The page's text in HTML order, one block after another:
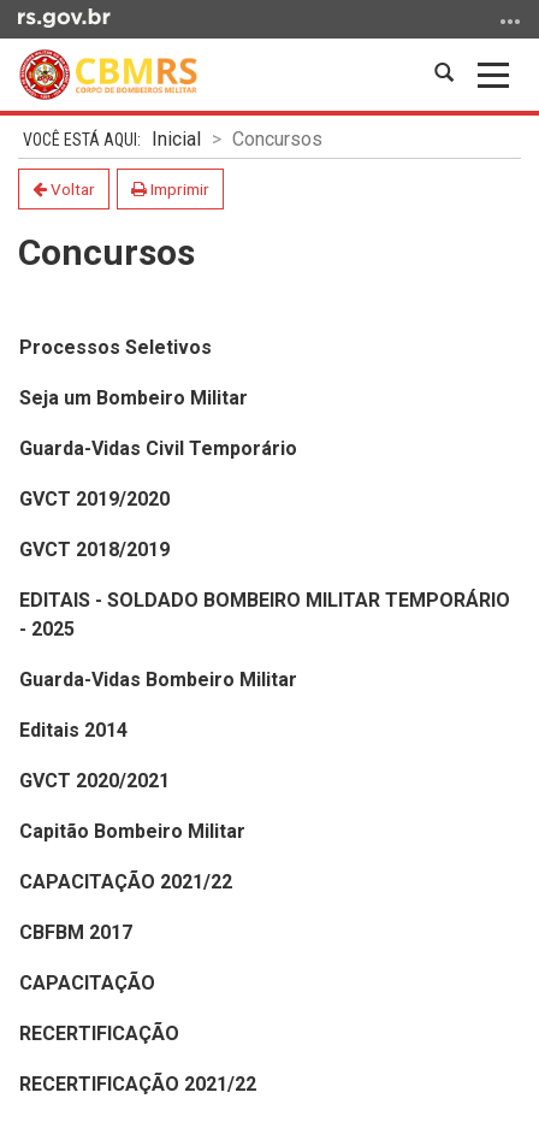
para
conteúdo
para
menu
para
Abrir
Início
do
conteúdo
Inicial Concursos
Voltar Imprimir
Concursos
Processos Seletivos
Seja um Bombeiro Militar
Guarda-Vidas Civil Temporário
GVCT 2019/2020
GVCT 2018/2019
EDITAIS - SOLDADO BOMBEIRO MILITAR TEMPORÁRIO
- 2025
Guarda-Vidas Bombeiro Militar
Editais 2014
GVCT 2020/2021
Capitão Bombeiro Militar
CAPACITAÇÃO 2021/22
CBFBM 2017
CAPACITAÇÃO
RECERTIFICAÇÃO
RECERTIFICAÇÃO 2021/22